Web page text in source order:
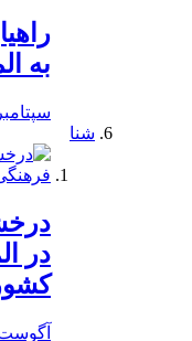
به
سپتامبر 24, 2019
شنا
در
آگوست 23,